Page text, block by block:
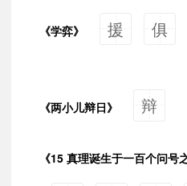
《学弈》 援 俱
《两小儿辩日》 辩
《15 真理诞生于一百个问号